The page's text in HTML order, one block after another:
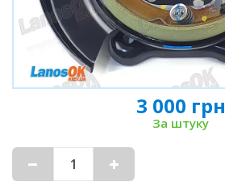
3 000 грн
За штуку